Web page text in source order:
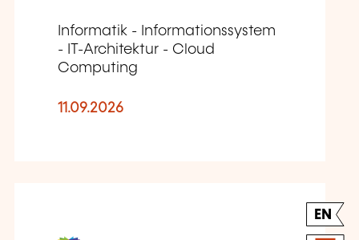
Informatik - Informationssystem
- IT-Architektur - Cloud
Computing
11.09.2026
EN